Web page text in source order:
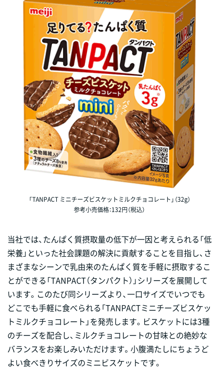
「TANPACT ミニチーズビスケットミルクチョコレート」（32g）
参考小売価格：132円（税込）
当社では、たんぱく質摂取量の低下が一因と考えられる「低
栄養」といった社会課題の解決に貢献することを目指し、さ
まざまなシーンで乳由来のたんぱく質を手軽に摂取するこ
とができる「TANPACT（タンパクト）」シリーズを展開して
います。このたび同シリーズより、一口サイズでいつでも
どこでも手軽に食べられる「TANPACTミニチーズビスケッ
トミルクチョコレート」を発売します。ビスケットには3種
のチーズを配合し、ミルクチョコレートの甘味との絶妙な
バランスをお楽しみいただけます。小腹満たしにちょうど
よい食べきりサイズのミニビスケットです。